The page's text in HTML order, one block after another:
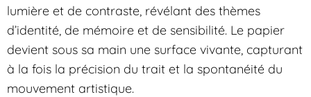
lumière et de contraste, révélant des thèmes
d’identité, de mémoire et de sensibilité. Le papier
devient sous sa main une surface vivante, capturant
à la fois la précision du trait et la spontanéité du
mouvement artistique.